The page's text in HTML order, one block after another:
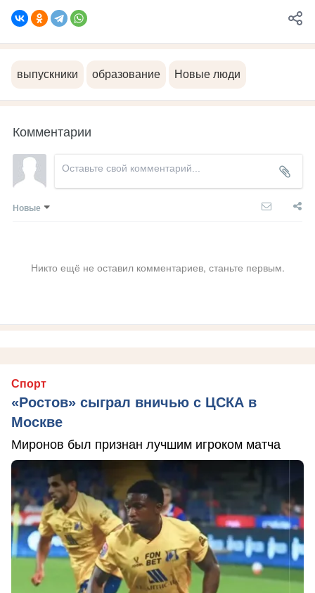
выпускники образование Новые люди
Комментарии
Новые
Никто ещё не оставил комментариев, станьте первым.
Спорт
«Ростов» сыграл вничью с ЦСКА в
Москве
Миронов был признан лучшим игроком матча